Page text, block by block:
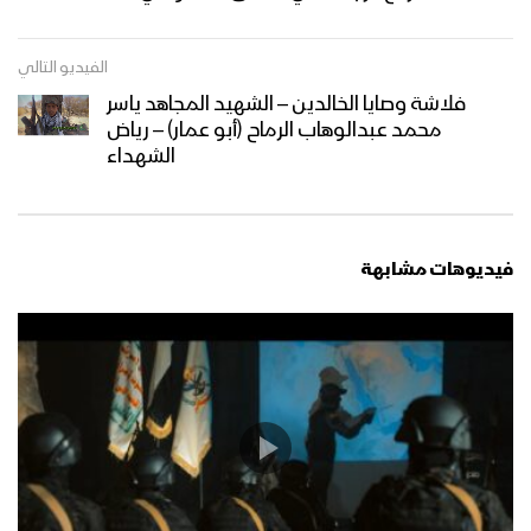
نشيد أصرخوا تكبيرا – فرقة أنصار الله 1445هـ
نشيد الصرخة – فرقة شباب الصمود 1444هـ
الفيديو التالي
فلاشة وصايا الخالدين – الشهيد المجاهد ياسر
محمد عبدالوهاب الرماح (أبو عمار) – رياض
الشهداء
فيديوهات مشابهة